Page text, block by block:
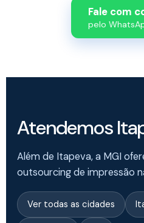
Fale com
pelo
Atendemos
Além de Itapeva, a MGI
outsourcing de impressão
Ver todas as cidades